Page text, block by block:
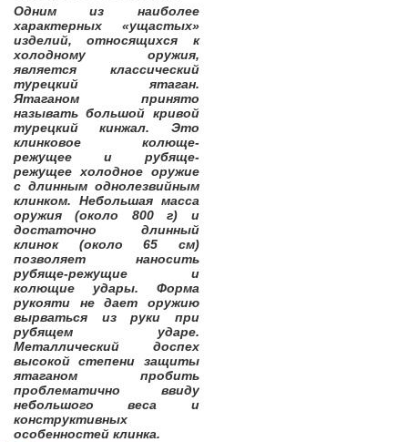
Одним из наиболее
характерных «ущастых»
изделий, относящихся к
холодному оружия,
является классический
турецкий ятаган.
Ятаганом принято
называть большой кривой
турецкий кинжал. Это
клинковое колюще-
режущее и рубяще-
режущее холодное оружие
с длинным однолезвийным
клинком. Небольшая масса
оружия (около 800 г) и
достаточно длинный
клинок (около 65 см)
позволяет наносить
рубяще-режущие и
колющие удары. Форма
рукояти не дает оружию
вырваться из руки при
рубящем ударе.
Металлический доспех
высокой степени защиты
ятаганом пробить
проблематично ввиду
небольшого веса и
конструктивных
особенностей клинка.